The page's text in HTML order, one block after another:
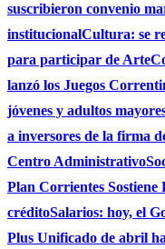
suscribieron convenio
institucionalCultura: se
para participar de
lanzó los Juegos
jóvenes y adultos
a inversores de la firma
Centro Administrativo
Plan Corrientes Sostiene
créditoSalarios: hoy, el
Plus Unificado de abril